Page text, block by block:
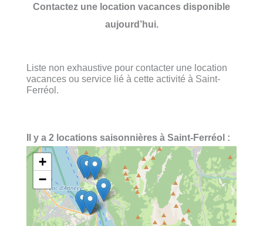
Contactez une location vacances disponible
aujourd’hui.
Liste non exhaustive pour contacter une location
vacances ou service lié à cette activité à Saint-
Ferréol.
Il y a 2 locations saisonnières à Saint-Ferréol :
+
−